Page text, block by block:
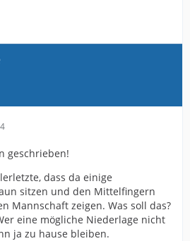
geschrieben!
dass da einige
sitzen und den Mittelfingern
Mannschaft zeigen. Was soll das?
eine mögliche Niederlage nicht
ja zu hause bleiben.